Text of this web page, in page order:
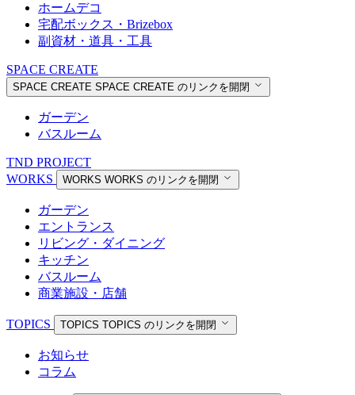
ホームデコ
宅配ボックス・Brizebox
副資材・道具・工具
SPACE CREATE
SPACE CREATE SPACE CREATE のリンクを開閉
ガーデン
バスルーム
TND PROJECT
WORKS
WORKS WORKS のリンクを開閉
ガーデン
エントランス
リビング・ダイニング
キッチン
バスルーム
商業施設・店舗
TOPICS TOPICS TOPICS のリンクを開閉
お知らせ
コラム